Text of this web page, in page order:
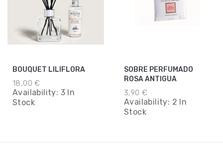
BOUQUET LILIFLORA
18,00 €
Availability: 3 In
Stock
SOBRE PERFUMADO
ROSA ANTIGUA
3,90 €
Availability: 2 In
Stock